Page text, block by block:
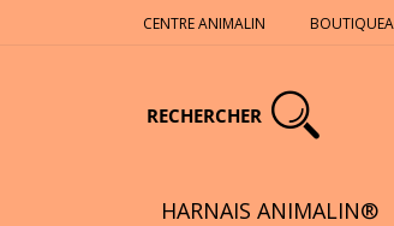
CENTRE ANIMALIN
RECHERCHER
HARNAIS ANIMALIN®